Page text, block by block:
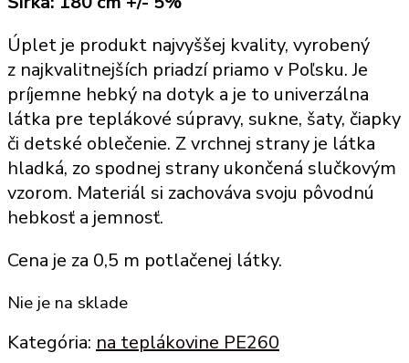
Úplet je produkt najvyššej kvality, vyrobený
z najkvalitnejších priadzí priamo v Poľsku. Je
príjemne hebký na dotyk a je to univerzálna
látka pre teplákové súpravy, sukne, šaty, čiapky
či detské oblečenie. Z vrchnej strany je látka
hladká, zo spodnej strany ukončená slučkovým
vzorom. Materiál si zachováva svoju pôvodnú
hebkosť a jemnosť.
Cena je za 0,5 m potlačenej látky.
Nie je na sklade
Kategória: na teplákovine PE260